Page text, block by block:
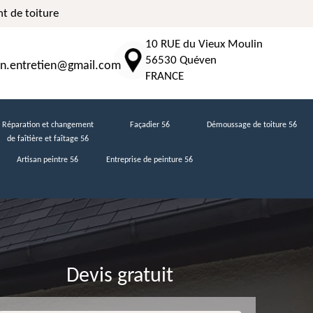
de toiture
10 RUE du Vieux Moulin
56530 Quéven
FRANCE
Réparation et changement
de faîtière et faîtage 56
Façadier 56 Démoussage de toiture 56
Artisan peintre 56 Entreprise de peinture 56
Devis gratuit